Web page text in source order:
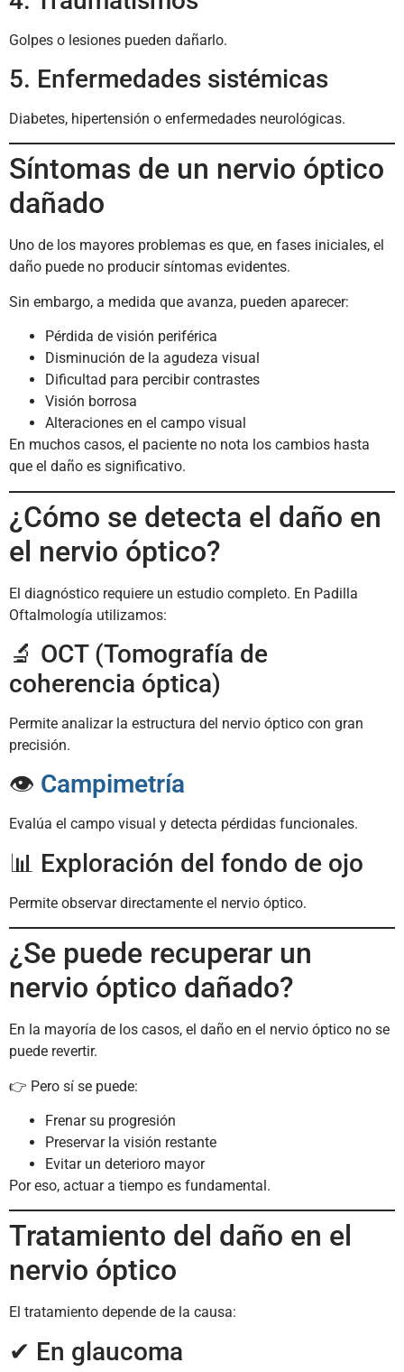
Golpes o lesiones pueden dañarlo.
5. Enfermedades sistémicas
Diabetes, hipertensión o enfermedades neurológicas.
Síntomas de un nervio óptico
dañado
Uno de los mayores problemas es que, en fases iniciales, el
daño puede no producir síntomas evidentes.
Sin embargo, a medida que avanza, pueden aparecer:
Pérdida de visión periférica
Disminución de la agudeza visual
Dificultad para percibir contrastes
Visión borrosa
Alteraciones en el campo visual
En muchos casos, el paciente no nota los cambios hasta
que el daño es significativo.
¿Cómo se detecta el daño en
el nervio óptico?
El diagnóstico requiere un estudio completo. En Padilla
Oftalmología utilizamos:
🔬 OCT (Tomografía de
coherencia óptica)
Permite analizar la estructura del nervio óptico con gran
precisión.
👁️ Campimetría
Evalúa el campo visual y detecta pérdidas funcionales.
📊 Exploración del fondo de ojo
Permite observar directamente el nervio óptico.
¿Se puede recuperar un
nervio óptico dañado?
En la mayoría de los casos, el daño en el nervio óptico no se
puede revertir.
👉 Pero sí se puede:
Frenar su progresión
Preservar la visión restante
Evitar un deterioro mayor
Por eso, actuar a tiempo es fundamental.
Tratamiento del daño en el
nervio óptico
El tratamiento depende de la causa:
✔ En glaucoma